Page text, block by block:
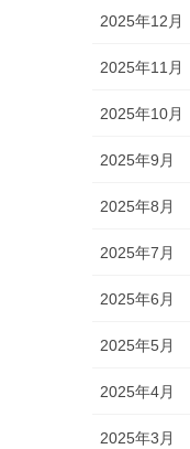
2025年12月
2025年11月
2025年10月
2025年9月
2025年8月
2025年7月
2025年6月
2025年5月
2025年4月
2025年3月